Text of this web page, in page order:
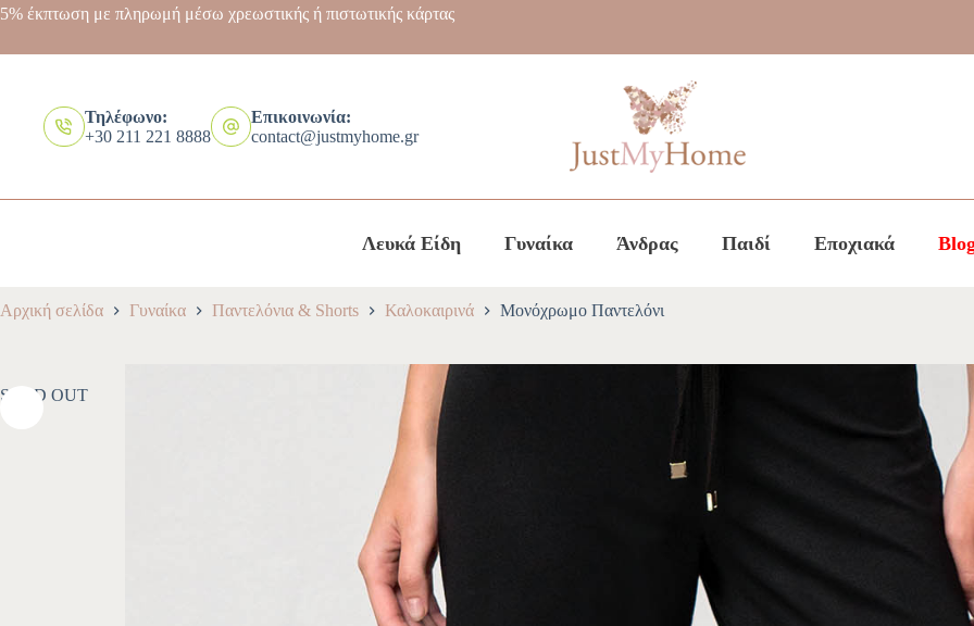
5% έκπτωση με πληρωμή μέσω χρεωστικής ή πιστωτικής κάρτας
Τηλέφωνο:
+30 211 221 8888
Επικοινωνία:
contact@justmyhome.gr
Λευκά Είδη Γυναίκα Άνδρας Παιδί Εποχιακά
Αρχική σελίδα Γυναίκα Παντελόνια & Shorts Καλοκαιρινά Μονόχρωμο Παντελόνι
SOLD OUT